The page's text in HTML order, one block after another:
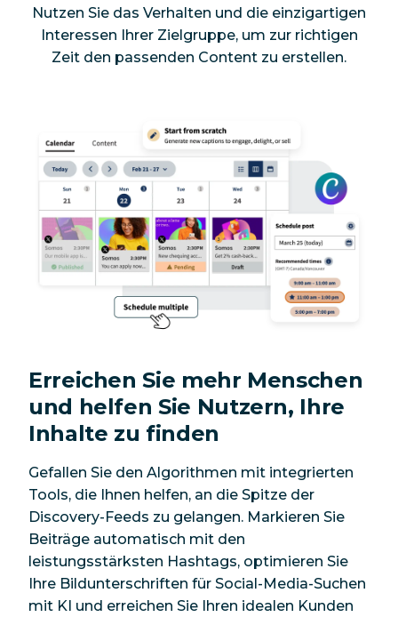
Nutzen Sie das Verhalten und die einzigartigen
Interessen Ihrer Zielgruppe, um zur richtigen
Zeit den passenden Content zu erstellen.
Erreichen Sie mehr Menschen
und helfen Sie Nutzern, Ihre
Inhalte zu finden
Gefallen Sie den Algorithmen mit integrierten
Tools, die Ihnen helfen, an die Spitze der
Discovery-Feeds zu gelangen. Markieren Sie
Beiträge automatisch mit den
leistungsstärksten Hashtags, optimieren Sie
Ihre Bildunterschriften für Social-Media-Suchen
mit KI und erreichen Sie Ihren idealen Kunden